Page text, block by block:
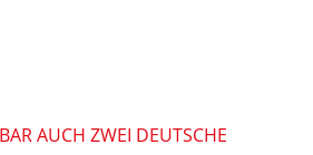
AUCH ZWEI DEUTSCHE